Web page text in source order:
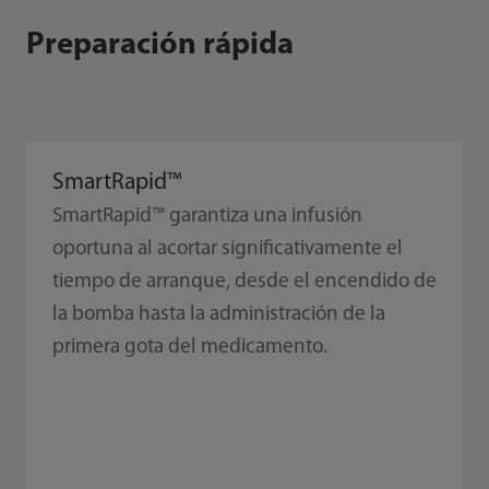
Preparación rápida
SmartRapid™
SmartRapid™ garantiza una infusión
oportuna al acortar significativamente el
tiempo de arranque, desde el encendido de
la bomba hasta la administración de la
primera gota del medicamento.